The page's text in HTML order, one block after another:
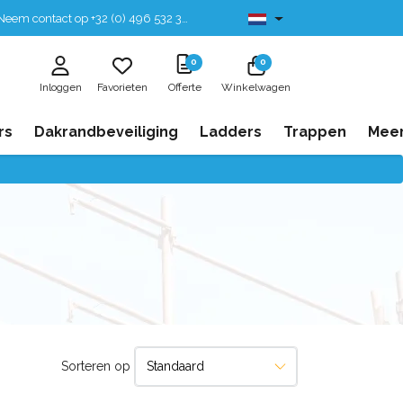
contact op +32 (0) 496 532 330 Leverbaar uit voorraad
Inloggen Favorieten
0
Offerte
0
Winkelwagen
Dakrandbeveiliging Ladders Trappen
Sorteren op